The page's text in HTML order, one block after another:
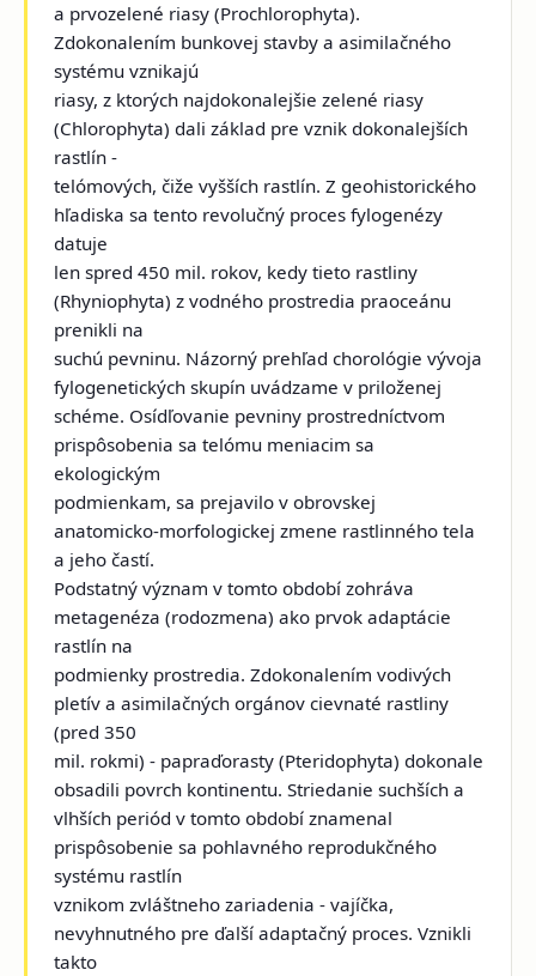
a prvozelené riasy (Prochlorophyta).
Zdokonalením bunkovej stavby a asimilačného
systému vznikajú
riasy, z ktorých najdokonalejšie zelené riasy
(Chlorophyta) dali základ pre vznik dokonalejších
rastlín -
telómových, čiže vyšších rastlín. Z geohistorického
hľadiska sa tento revolučný proces fylogenézy
datuje
len spred 450 mil. rokov, kedy tieto rastliny
(Rhyniophyta) z vodného prostredia praoceánu
prenikli na
suchú pevninu. Názorný prehľad chorológie vývoja
fylogenetických skupín uvádzame v priloženej
schéme. Osídľovanie pevniny prostredníctvom
prispôsobenia sa telómu meniacim sa
ekologickým
podmienkam, sa prejavilo v obrovskej
anatomicko-morfologickej zmene rastlinného tela
a jeho častí.
Podstatný význam v tomto období zohráva
metagenéza (rodozmena) ako prvok adaptácie
rastlín na
podmienky prostredia. Zdokonalením vodivých
pletív a asimilačných orgánov cievnaté rastliny
(pred 350
mil. rokmi) - papraďorasty (Pteridophyta) dokonale
obsadili povrch kontinentu. Striedanie suchších a
vlhších periód v tomto období znamenal
prispôsobenie sa pohlavného reprodukčného
systému rastlín
vznikom zvláštneho zariadenia - vajíčka,
nevyhnutného pre ďalší adaptačný proces. Vznikli
takto